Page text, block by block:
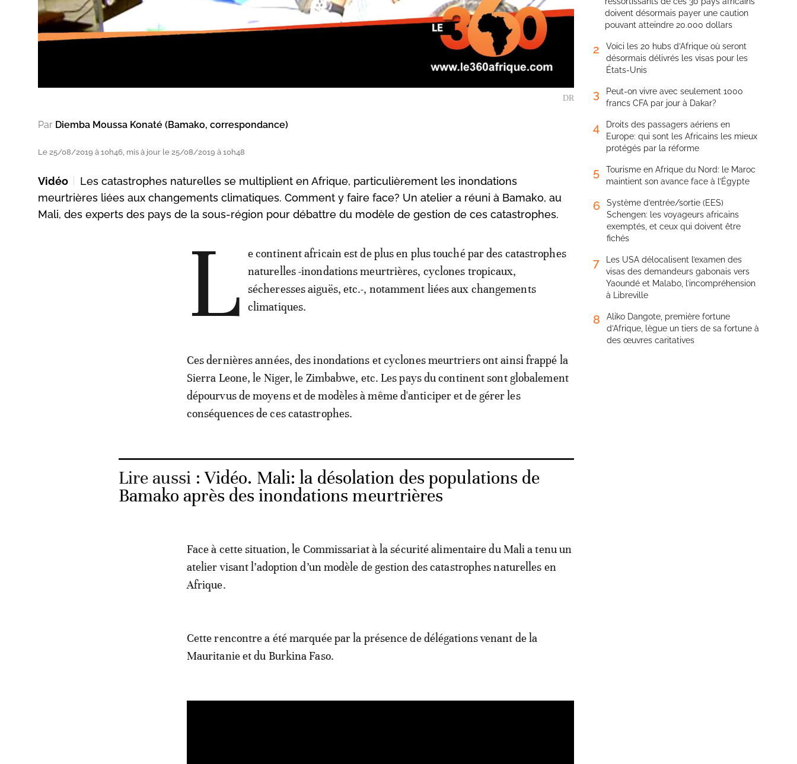
DR
Par Diemba Moussa Konaté (Bamako, correspondance)
Le 25/08/2019 à 10h46, mis à jour le 25/08/2019 à 10h48
Vidéo
Les catastrophes naturelles se multiplient en Afrique, particulièrement les inondations
meurtrières liées aux changements climatiques. Comment y faire face? Un atelier a réuni à Bamako, au
Mali, des experts des pays de la sous-région pour débattre du modèle de gestion de ces catastrophes.
L
e continent africain est de plus en plus touché par des catastrophes
naturelles -inondations meurtrières, cyclones tropicaux,
sécheresses aiguës, etc.-, notamment liées aux changements
climatiques.
Ces dernières années, des inondations et cyclones meurtriers ont ainsi frappé la
Sierra Leone, le Niger, le Zimbabwe, etc. Les pays du continent sont globalement
dépourvus de moyens et de modèles à même d'anticiper et de gérer les
conséquences de ces catastrophes.
Lire aussi :Vidéo. Mali: la désolation des populations de
Bamako après des inondations meurtrières
Face à cette situation, le Commissariat à la sécurité alimentaire du Mali a tenu un
atelier visant l’adoption d’un modèle de gestion des catastrophes naturelles en
Afrique.
Cette rencontre a été marquée par la présence de délégations venant de la
Mauritanie et du Burkina Faso.
doivent désormais payer une caution
pouvant atteindre 20.000 dollars
2
Voici les 20 hubs d’Afrique où seront
désormais délivrés les visas pour les
États-Unis
3
Peut-on vivre avec seulement 1000
francs CFA par jour à Dakar?
4
Droits des passagers aériens en
Europe: qui sont les Africains les mieux
protégés par la réforme
5
Tourisme en Afrique du Nord: le Maroc
maintient son avance face à l’Égypte
6
Système d’entrée/sortie (EES)
Schengen: les voyageurs africains
exemptés, et ceux qui doivent être
fichés
7
Les USA délocalisent l’examen des
visas des demandeurs gabonais vers
Yaoundé et Malabo, l’incompréhension
à Libreville
8
Aliko Dangote, première fortune
d’Afrique, lègue un tiers de sa fortune à
des œuvres caritatives